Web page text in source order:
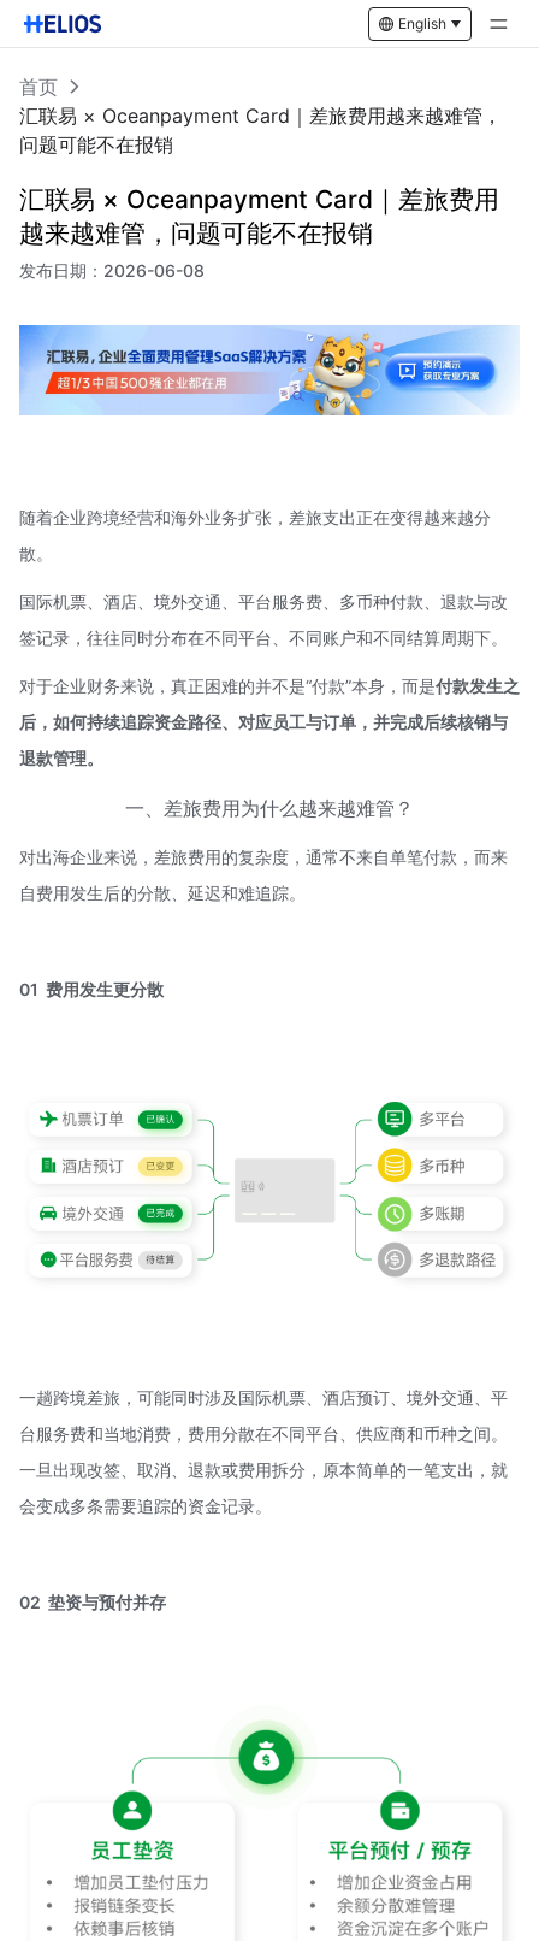
English
首页
汇联易 × Oceanpayment Card｜差旅费用越来越难管，
问题可能不在报销
汇联易 × Oceanpayment Card｜差旅费用
越来越难管，问题可能不在报销
发布日期： 2026-06-08
随着企业跨境经营和海外业务扩张，差旅支出正在变得越来越分
散。
国际机票、酒店、境外交通、平台服务费、多币种付款、退款与改
签记录，往往同时分布在不同平台、不同账户和不同结算周期下。
对于企业财务来说，真正困难的并不是“付款”本身，而是付款发生之
后，如何持续追踪资金路径、对应员工与订单，并完成后续核销与
退款管理。
一、差旅费用为什么越来越难管？
对出海企业来说，差旅费用的复杂度，通常不来自单笔付款，而来
自费用发生后的分散、延迟和难追踪。
01 费用发生更分散
一趟跨境差旅，可能同时涉及国际机票、酒店预订、境外交通、平
台服务费和当地消费，费用分散在不同平台、供应商和币种之间。
一旦出现改签、取消、退款或费用拆分，原本简单的一笔支出，就
会变成多条需要追踪的资金记录。
02 垫资与预付并存